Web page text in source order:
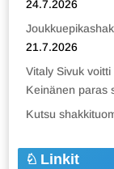
24.7.2026
21.7.2026
Vitaly Sivuk
Keinänen paras
Kutsu
Linkit